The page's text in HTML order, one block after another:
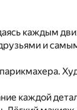
каждым
и
парикмахера.
каждой